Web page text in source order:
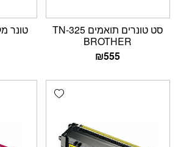
סט טונרים תואמים TN-325
BROTHER
₪555
Add wishlist